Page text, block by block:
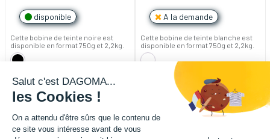
disponible
Cette bobine de teinte noire est
disponible en format 750g et 2,2kg.
A la demande
Cette bobine de teinte blanche est
disponible en format 750g et 2,2kg.
Salut c'est DAGOMA...
les Cookies !
On a attendu d'être sûrs que le contenu de
ce site vous intéresse avant de vous